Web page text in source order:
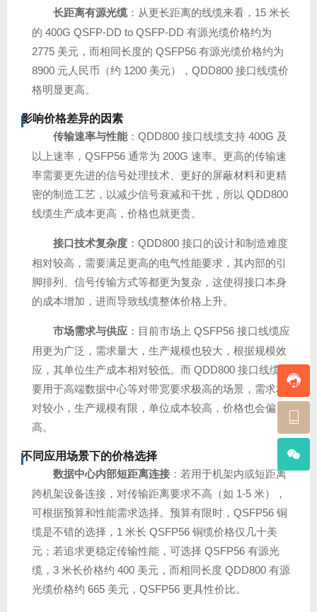
长距离有源光缆：从更长距离的线缆来看，15 米长
的 400G QSFP-DD to QSFP-DD 有源光缆价格约为
2775 美元，而相同长度的 QSFP56 有源光缆价格约为
8900 元人民币（约 1200 美元），QDD800 接口线缆价
格明显更高。
影响价格差异的因素
传输速率与性能 ：QDD800 接口线缆支持 400G 及
以上速率，QSFP56 通常为 200G 速率。更高的传输速
率需要更先进的信号处理技术、更好的屏蔽材料和更精
密的制造工艺，以减少信号衰减和干扰，所以 QDD800
线缆生产成本更高，价格也就更贵。
接口技术复杂度 ：QDD800 接口的设计和制造难度
相对较高，需要满足更高的电气性能要求，其内部的引
脚排列、信号传输方式等都更为复杂，这使得接口本身
的成本增加，进而导致线缆整体价格上升。
市场需求与供应 ：目前市场上 QSFP56 接口线缆应
用更为广泛，需求量大，生产规模也较大，根据规模效
应，其单位生产成本相对较低。而 QDD800 接口线缆主
要用于高端数据中心等对带宽要求极高的场景，需求相
对较小，生产规模有限，单位成本较高，价格也会偏
高。
不同应用场景下的价格选择
数据中心内部短距离连接 ：若用于机架内或短距离
跨机架设备连接，对传输距离要求不高（如 1-5 米），
可根据预算和性能需求选择。预算有限时，QSFP56 铜
缆是不错的选择，1 米长 QSFP56 铜缆价格仅几十美
元；若追求更稳定传输性能，可选择 QSFP56 有源光
缆，3 米长价格约 400 美元，而相同长度 QDD800 有源
光缆价格约 665 美元，QSFP56 更具性价比。